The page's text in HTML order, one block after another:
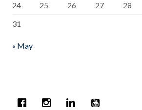
24
25 26 27 28
31
« May